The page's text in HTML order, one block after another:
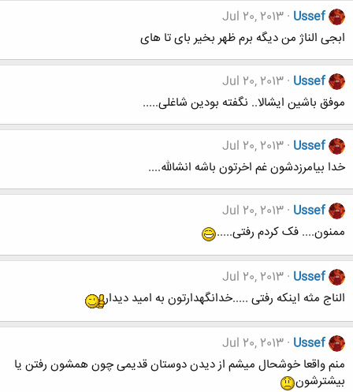
Ussef
Jul 20, 2013
ابجی الناژ من دیگه برم ظهر بخیر بای تا های
Ussef
Jul 20, 2013
موفق باشین ایشالا.. نگفته بودین شاغلی.....
Ussef
Jul 20, 2013
خدا بیامرزدشون غم اخرتون باشه انشالله....
Ussef
Jul 20, 2013
ممنون.... فک کردم رفتی.....
Ussef
Jul 20, 2013
الناج مثه اینکه رفتی .....خدانگهدارتون به امید دیدار
Ussef
Jul 20, 2013
منم واقعا خوشحال میشم از دیدن دوستان قدیمی چون همشون رفتن یا
بیشترشون